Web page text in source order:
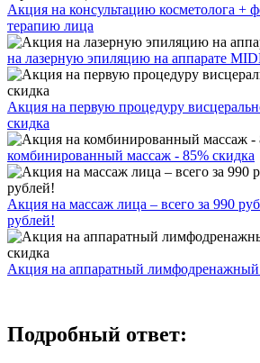
Акция на консультацию косметолога +
терапию лица
на лазерную эпиляцию на аппарате
Акция на первую процедуру
скидка
комбинированный массаж - 85% скидка
Акция на массаж лица – всего за 990
рублей!
Акция на аппаратный лимфодренажный
Подробный ответ: